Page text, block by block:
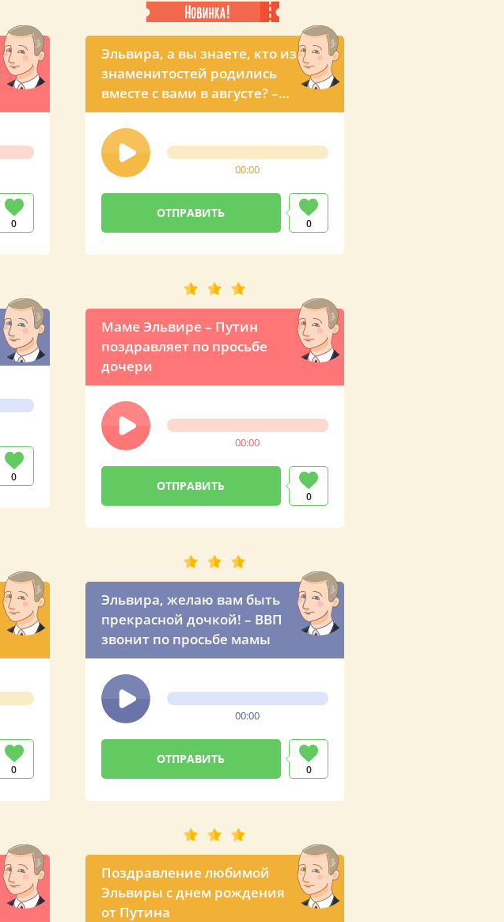
0
Эльвира, а вы знаете, кто из
знаменитостей родились
вместе с вами в августе? –
прикольный звонок с
именным поздравлением
от Владимира
Владимировича
00:00
0
0
Маме Эльвире – Путин
поздравляет по просьбе
дочери
00:00
0
0
Эльвира, желаю вам быть
прекрасной дочкой! – ВВП
звонит по просьбе мамы
00:00
0
Поздравление любимой
Эльвиры с днем рождения
от Путина